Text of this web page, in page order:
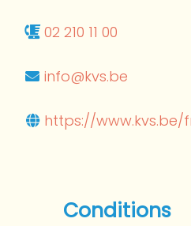
02 210 11 00
info@kvs.be
https://www.kvs.be/
Conditions